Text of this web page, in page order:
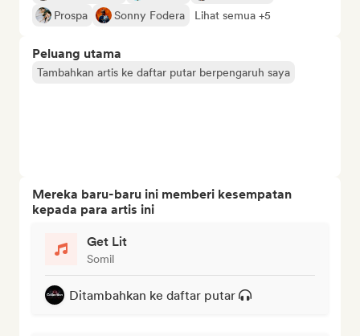
Prospa
Sonny Fodera Lihat semua +5
Peluang utama
Tambahkan artis ke daftar putar berpengaruh saya
Mereka baru-baru ini memberi kesempatan
kepada para artis ini
Get Lit
Somil
Ditambahkan ke daftar putar